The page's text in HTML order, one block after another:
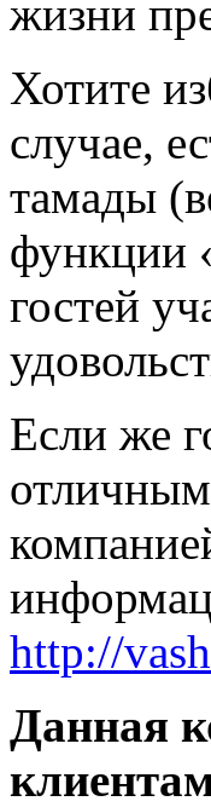
жизни
Хотите
случае,
тамады
функции
гостей
Если же
отличным
http://
Данная